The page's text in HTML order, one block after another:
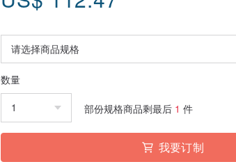
数量
部份规格商品剩最后 1 件
我要订制